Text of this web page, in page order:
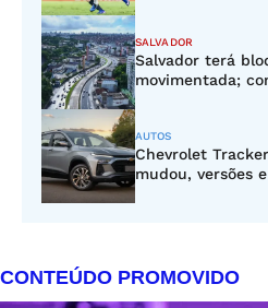
SALVADOR
Salvador terá
movimentada;
AUTOS
Chevrolet
mudou, versões